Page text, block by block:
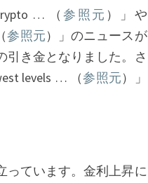
… （参照元 ）」や
参照元）」のニュースが
引き金となりました。さ
levels … （参照元）」
っています。金利上昇に